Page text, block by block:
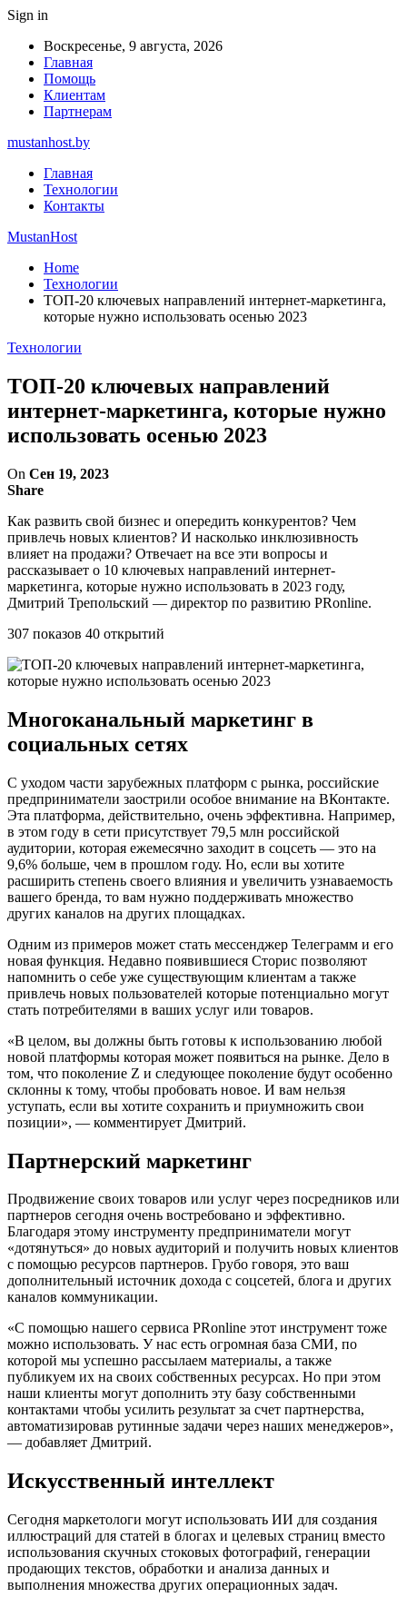
Sign in
Воскресенье, 9 августа, 2026
Главная
Помощь
Клиентам
Партнерам
mustanhost.by
Главная
Технологии
Контакты
MustanHost
Home
Технологии
ТОП-20 ключевых направлений интернет-маркетинга,
которые нужно использовать осенью 2023
Технологии
ТОП-20 ключевых направлений
интернет-маркетинга, которые нужно
использовать осенью 2023
On Сен 19, 2023
Share
Как развить свой бизнес и опередить конкурентов? Чем
привлечь новых клиентов? И насколько инклюзивность
влияет на продажи? Отвечает на все эти вопросы и
рассказывает о 10 ключевых направлений интернет-
маркетинга, которые нужно использовать в 2023 году,
Дмитрий Трепольский — директор по развитию PRonline.
307 показов 40 открытий
Многоканальный маркетинг в
социальных сетях
С уходом части зарубежных платформ с рынка, российские
предприниматели заострили особое внимание на ВКонтакте.
Эта платформа, действительно, очень эффективна. Например,
в этом году в сети присутствует 79,5 млн российской
аудитории, которая ежемесячно заходит в соцсеть — это на
9,6% больше, чем в прошлом году. Но, если вы хотите
расширить степень своего влияния и увеличить узнаваемость
вашего бренда, то вам нужно поддерживать множество
других каналов на других площадках.
Одним из примеров может стать мессенджер Телеграмм и его
новая функция. Недавно появившиеся Сторис позволяют
напомнить о себе уже существующим клиентам а также
привлечь новых пользователей которые потенциально могут
стать потребителями в ваших услуг или товаров.
«В целом, вы должны быть готовы к использованию любой
новой платформы которая может появиться на рынке. Дело в
том, что поколение Z и следующее поколение будут особенно
склонны к тому, чтобы пробовать новое. И вам нельзя
уступать, если вы хотите сохранить и приумножить свои
позиции», — комментирует Дмитрий.
Партнерский маркетинг
Продвижение своих товаров или услуг через посредников или
партнеров сегодня очень востребовано и эффективно.
Благодаря этому инструменту предприниматели могут
«дотянуться» до новых аудиторий и получить новых клиентов
с помощью ресурсов партнеров. Грубо говоря, это ваш
дополнительный источник дохода с соцсетей, блога и других
каналов коммуникации.
«С помощью нашего сервиса PRonline этот инструмент тоже
можно использовать. У нас есть огромная база СМИ, по
которой мы успешно рассылаем материалы, а также
публикуем их на своих собственных ресурсах. Но при этом
наши клиенты могут дополнить эту базу собственными
контактами чтобы усилить результат за счет партнерства,
автоматизировав рутинные задачи через наших менеджеров»,
— добавляет Дмитрий.
Искусственный интеллект
Сегодня маркетологи могут использовать ИИ для создания
иллюстраций для статей в блогах и целевых страниц вместо
использования скучных стоковых фотографий, генерации
продающих текстов, обработки и анализа данных и
выполнения множества других операционных задач.